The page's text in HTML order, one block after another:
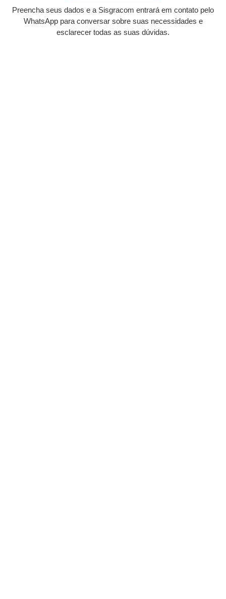
Preencha seus dados e a Sisgracom entrará em contato pelo
WhatsApp para conversar sobre suas necessidades e
esclarecer todas as suas dúvidas.